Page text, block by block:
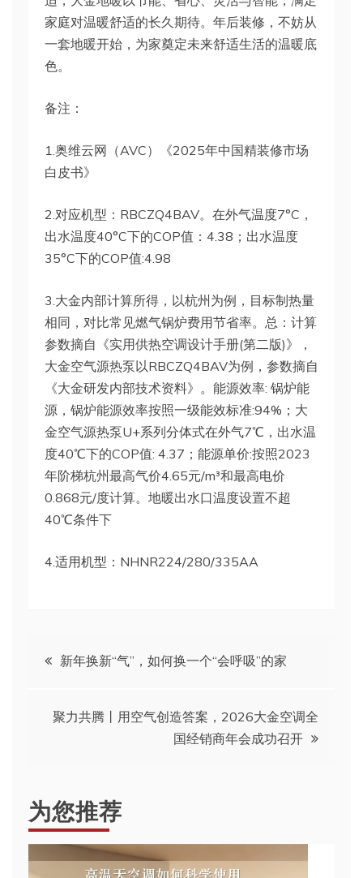
家庭对温暖舒适的长久期待。年后装修，不妨从
一套地暖开始，为家奠定未来舒适生活的温暖底
色。
备注：
1.奥维云网（AVC）《2025年中国精装修市场
白皮书》
2.对应机型：RBCZQ4BAV。在外气温度7°C，
出水温度40°C下的COP值：4.38；出水温度
35°C下的COP值:4.98
3.大金内部计算所得，以杭州为例，目标制热量
相同，对比常见燃气锅炉费用节省率。总：计算
参数摘自《实用供热空调设计手册(第二版)》，
大金空气源热泵以RBCZQ4BAV为例，参数摘自
《大金研发内部技术资料》。能源效率: 锅炉能
源，锅炉能源效率按照一级能效标准:94%；大
金空气源热泵U+系列分体式在外气7℃，出水温
度40℃下的COP值: 4.37；能源单价:按照2023
年阶梯杭州最高气价4.65元/m³和最高电价
0.868元/度计算。地暖出水口温度设置不超
40℃条件下
4.适用机型：NHNR224/280/335AA
文 新年换新“气”，如何换一个“会呼吸”的家
聚力共腾丨用空气创造答案，2026大金空调全
国经销商年会成功召开
为您推荐